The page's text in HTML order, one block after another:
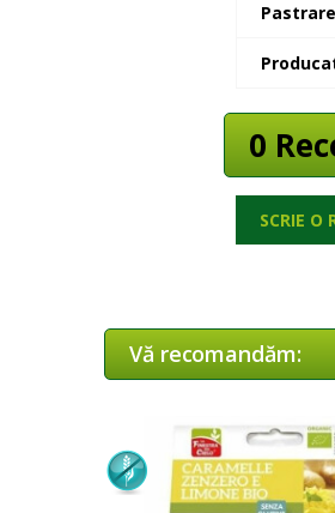
0
SCRIE O
Vă recomandăm: